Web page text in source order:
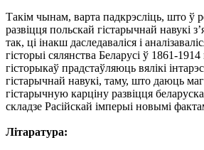
Такім чынам, варта падкрэсліць, што ў
развіцця польскай гістарычнай навукі
так, ці інакш даследаваліся і
гісторыі сялянства Беларусі ў 1861-
гісторыкаў прадстаўляюць вялікі
гістарычнай навукі, таму, што даюць
гістарычную карціну развіцця
складзе Расійскай імперыі новымі
Літаратура: